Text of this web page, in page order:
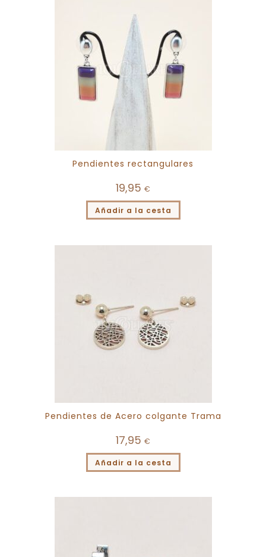
Pendientes rectangulares
19,95 €
Añadir a la cesta
Pendientes de Acero colgante Trama
17,95 €
Añadir a la cesta